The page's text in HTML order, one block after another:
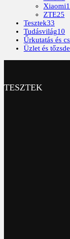
Xiaomi
ZTE25
Tesztek33
Tudásvilág10
Űrkutatás és
Üzlet és tőzsde
TESZTEK